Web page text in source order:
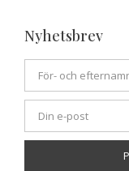
Nyhetsbrev